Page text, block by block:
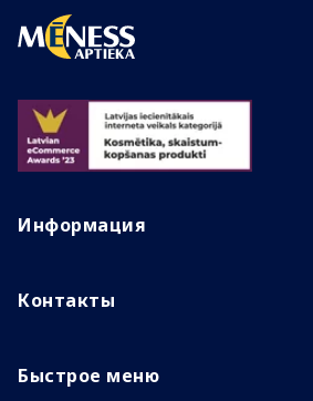
Информация
Контакты
Быстрое меню